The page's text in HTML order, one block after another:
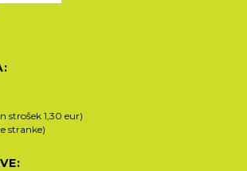
strošek 1,30 eur)
stranke)